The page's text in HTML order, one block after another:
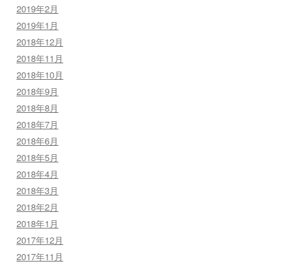
2019年2月
2019年1月
2018年12月
2018年11月
2018年10月
2018年9月
2018年8月
2018年7月
2018年6月
2018年5月
2018年4月
2018年3月
2018年2月
2018年1月
2017年12月
2017年11月